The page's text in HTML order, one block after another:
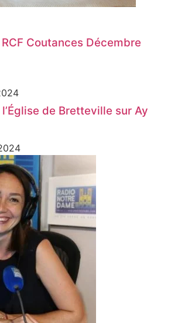
Coutances Décembre
de Bretteville sur Ay